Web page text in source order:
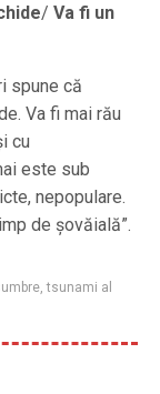
/ Va fi un
spune că
Va fi mai rău
cu
este sub
nepopulare.
de şovăială”.
,tsunami al